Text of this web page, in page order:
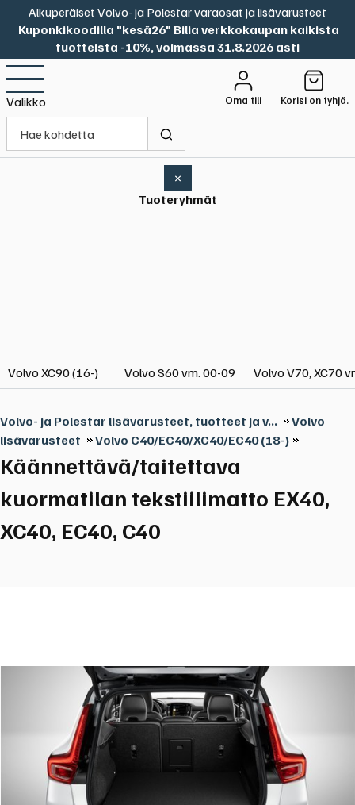
Alkuperäiset Volvo- ja Polestar varaosat ja lisävarusteet
Kuponkikoodilla "kesä26" Bilia verkkokaupan kaikista
tuotteista -10%, voimassa 31.8.2026 asti
Valikko Oma tili Korisi on tyhjä.
×
Tuoteryhmät
Volvo XC90 (16-) Volvo S60 vm. 00-09 Volvo V70, XC70
Volvo- ja Polestar lisävarusteet, tuotteet ja v...
Volvo
lisävarusteet
Volvo C40/EC40/XC40/EC40 (18-)
Käännettävä/taitettava
kuormatilan tekstiilimatto EX40,
XC40, EC40, C40